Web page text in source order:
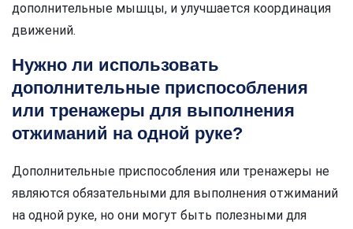
дополнительные мышцы, и улучшается координация
движений.
Нужно ли использовать
дополнительные приспособления
или тренажеры для выполнения
отжиманий на одной руке?
Дополнительные приспособления или тренажеры не
являются обязательными для выполнения отжиманий
на одной руке, но они могут быть полезными для